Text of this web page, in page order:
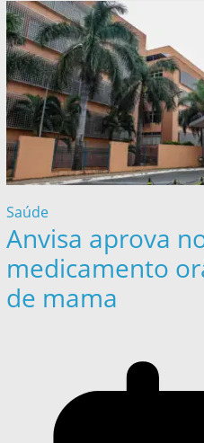
Saúde
Anvisa aprova
medicamento
de mama